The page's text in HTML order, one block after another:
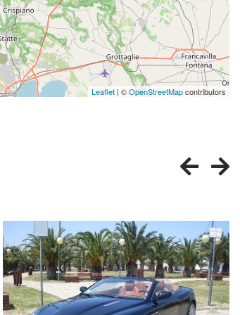
Leaflet | ©OpenStreetMapcontributors